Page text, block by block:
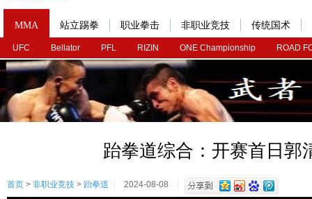
MMA
UFC Bellator PFL RIZIN ONE Championship ROAD
站立踢拳 职业拳击 非职业竞技 传统国术
跆拳道综合：开赛首日郭
首页 > 非职业竞技 > 跆拳道 2024-08-08